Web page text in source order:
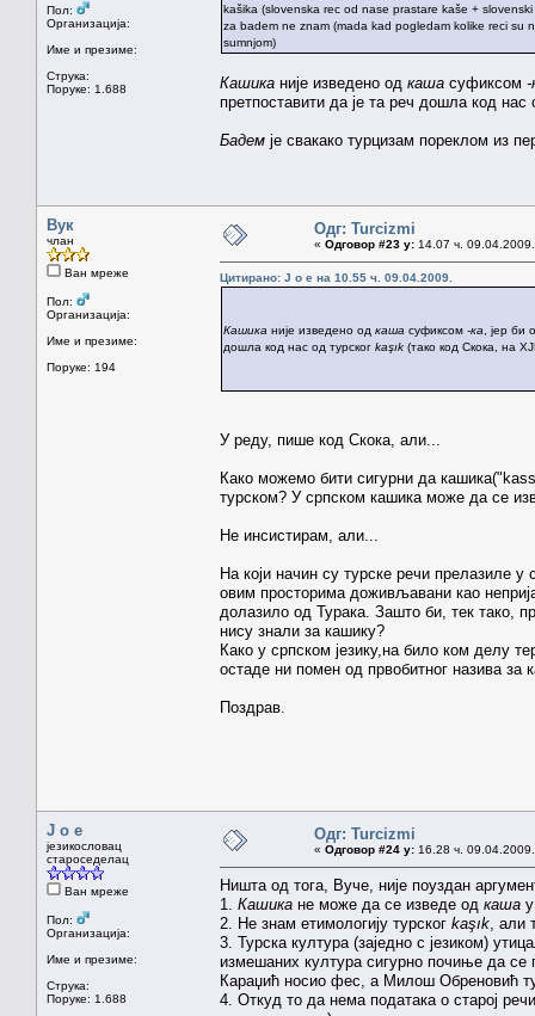
Пол:
Организација:
Име и презиме:
Струка:
Поруке: 1.688
kašika (slovenska rec od nase prastare kaše +
za badem ne znam (mada kad pogledam kolike reci su
sumnjom)
Кашика није изведено од каша суфиксом -
претпоставити да је та реч дошла код нас
Бадем је свакако турцизам пореклом из
Вук
члан
Ван мреже
Пол:
Организација:
Име и презиме:
Поруке: 194
Одг: Turcizmi
« Одговор #23 у: 14.07 ч.
Цитирано: J o e на 10.55 ч. 09.04.2009.
Кашика није изведено од каша суфиксом -ка , јер
дошла код нас од турског kaşık (тако код Скока, на
У реду, пише код Скока, али...
Како можемо бити сигурни да
турском? У српском кашика може да се
Не инсистирам, али...
На који начин су турске речи прелазиле
овим просторима доживљавани као
долазило од Турака. Зашто би, тек тако,
нису знали за кашику?
Како у српском језику,на било ком делу
остаде ни помен од првобитног назива за
Поздрав.
J o e
језикословац
староседелац
Ван мреже
Пол:
Организација:
Име и презиме:
Струка:
Поруке: 1.688
Одг: Turcizmi
« Одговор #24 у: 16.28 ч.
Ништа од тога, Вуче, није поуздан
1. Кашика не може да се изведе од каша
2. Не знам етимологију турског kaşık , али
3. Турска култура (заједно с језиком)
измешаних култура сигурно почиње да се
Караџић носио фес, а Милош Обреновић
4. Откуд то да нема података о старој